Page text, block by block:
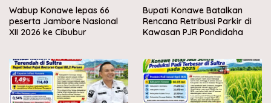
Wabup Konawe lepas 66
peserta Jambore Nasional
XII 2026 ke Cibubur
Bupati Konawe Batalkan
Rencana Retribusi Parkir di
Kawasan PJR Pondidaha